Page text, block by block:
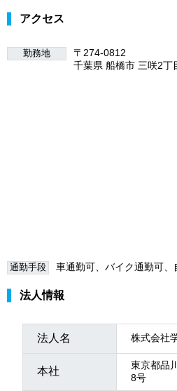
アクセス
勤務地
〒274-0812
千葉県 船橋市 三咲2丁
通勤手段 車通勤可、バイク通勤可、
法人情報
法人名 株式会社
本社
東京都品
8号